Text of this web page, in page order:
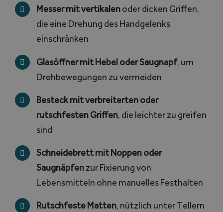
Messer mit vertikalenoder dicken Griffen,
die eine Drehung des Handgelenks
einschränken
Glasöffner mit Hebel oder Saugnapf, um
Drehbewegungen zu vermeiden
Besteck mit verbreiterten oder
rutschfesten Griffen, die leichter zu greifen
sind
Schneidebrett mit Noppen oder
Saugnäpfenzur Fixierung von
Lebensmitteln ohne manuelles Festhalten
Rutschfeste Matten, nützlich unter Tellern